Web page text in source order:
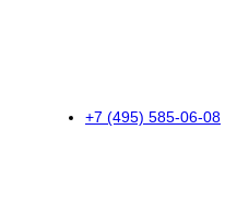
+7 (495) 585-06-08